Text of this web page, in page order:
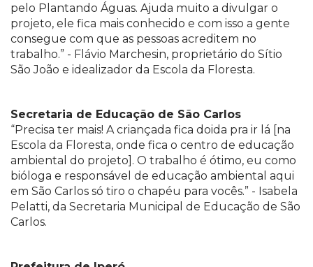
pelo Plantando Águas. Ajuda muito a divulgar o
projeto, ele fica mais conhecido e com isso a gente
consegue com que as pessoas acreditem no
trabalho.” - Flávio Marchesin, proprietário do Sítio
São João e idealizador da Escola da Floresta.
Secretaria de Educação de São Carlos
“Precisa ter mais! A criançada fica doida pra ir lá [na
Escola da Floresta, onde fica o centro de educação
ambiental do projeto]. O trabalho é ótimo, eu como
bióloga e responsável de educação ambiental aqui
em São Carlos só tiro o chapéu para vocês.” - Isabela
Pelatti, da Secretaria Municipal de Educação de São
Carlos.